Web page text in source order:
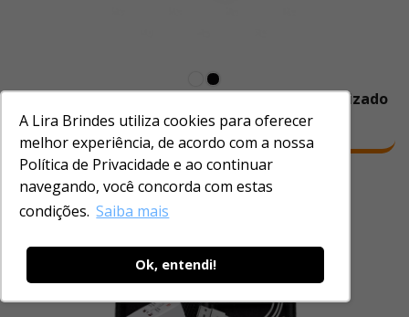
A Lira Brindes utiliza cookies para oferecer
melhor experiência, de acordo com a nossa
Política de Privacidade e ao continuar
navegando, você concorda com estas
condições. Saiba mais
Ok, entendi!
Kit Adaptadores USB com Bolsa EVA Personalizado
Brindes Automotivos